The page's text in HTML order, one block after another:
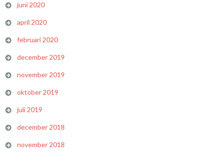
juni 2020
april 2020
februari 2020
december 2019
november 2019
oktober 2019
juli 2019
december 2018
november 2018